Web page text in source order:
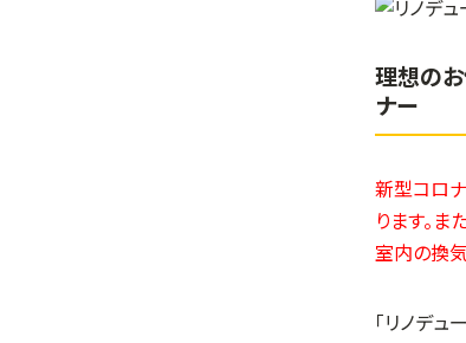
理想のお
ナー
新型コロナ
ります。
室内の換
「リノデ